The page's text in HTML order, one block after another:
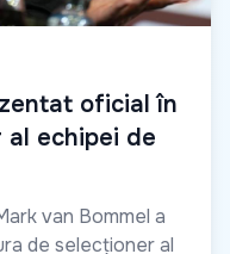
oficial în
al echipei de
van Bommel a
de selecționer al